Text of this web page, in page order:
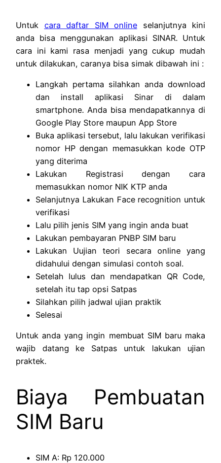
Untuk cara daftar SIM online selanjutnya kini
anda bisa menggunakan aplikasi SINAR. Untuk
cara ini kami rasa menjadi yang cukup mudah
untuk dilakukan, caranya bisa simak dibawah ini :
Langkah pertama silahkan anda download
dan install aplikasi Sinar di dalam
smartphone. Anda bisa mendapatkannya di
Google Play Store maupun App Store
Buka aplikasi tersebut, lalu lakukan verifikasi
nomor HP dengan memasukkan kode OTP
yang diterima
Lakukan Registrasi dengan cara
memasukkan nomor NIK KTP anda
Selanjutnya Lakukan Face recognition untuk
verifikasi
Lalu pilih jenis SIM yang ingin anda buat
Lakukan pembayaran PNBP SIM baru
Lakukan Uujian teori secara online yang
didahului dengan simulasi contoh soal.
Setelah lulus dan mendapatkan QR Code,
setelah itu tap opsi Satpas
Silahkan pilih jadwal ujian praktik
Selesai
Untuk anda yang ingin membuat SIM baru maka
wajib datang ke Satpas untuk lakukan ujian
praktek.
Biaya Pembuatan
SIM Baru
SIM A: Rp 120.000